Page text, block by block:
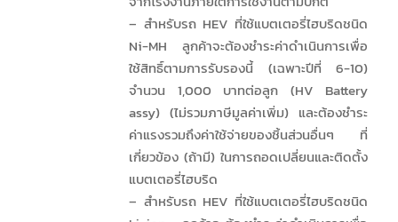
– สำหรับรถ HEV ที่ใช้แบตเตอรี่ไฮบริดชนิด
Ni-MH ลูกค้าจะต้องชำระค่าดำเนินการเพื่อ
ใช้สิทธิ์ตามการรับรองนี้ (เฉพาะปีที่ 6-10)
จำนวน 1,000 บาทต่อลูก (HV Battery
assy) (ไม่รวมภาษีมูลค่าเพิ่ม) และต้องชำระ
ค่าแรงรวมถึงค่าใช้จ่ายของชิ้นส่วนอื่นๆ ที่
เกี่ยวข้อง (ถ้ามี) ในการถอดเปลี่ยนและติดตั้ง
แบตเตอรี่ไฮบริด
– สำหรับรถ HEV ที่ใช้แบตเตอรี่ไฮบริดชนิด